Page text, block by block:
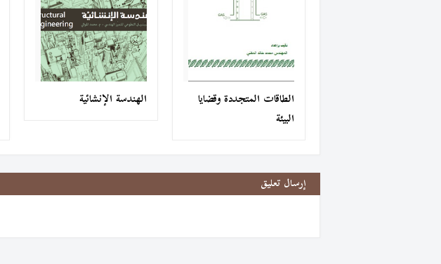
الطاقات المتجددة وقضايا
البيئة
الهندسة الإنشائية
إرسال تعليق